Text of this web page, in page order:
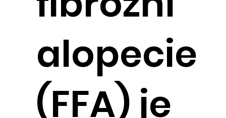
alopecie
(FFA) je